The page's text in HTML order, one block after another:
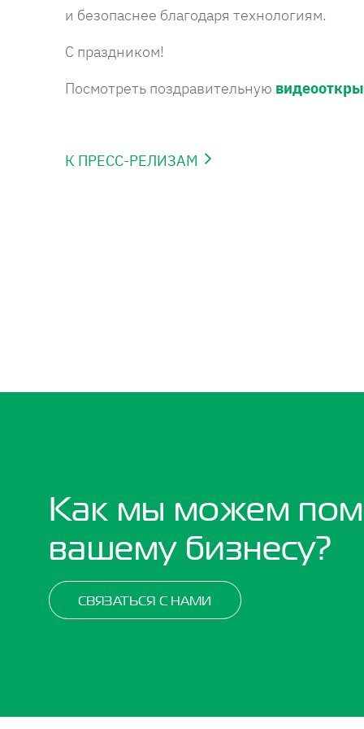
и безопаснее благодаря технологиям.
С праздником!
Посмотреть поздравительную
К ПРЕСС-РЕЛИЗАМ
Как мы можем
вашему бизнесу?
СВЯЗАТЬСЯ С НАМИ